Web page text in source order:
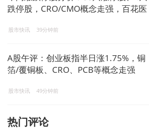
跌停股，CRO/CMO概念走强，百花医
股市快讯 39分钟前
A股午评：创业板指半日涨1.75%，铜
箔/覆铜板、CRO、PCB等概念走强
股市快讯 49分钟前
热门评论